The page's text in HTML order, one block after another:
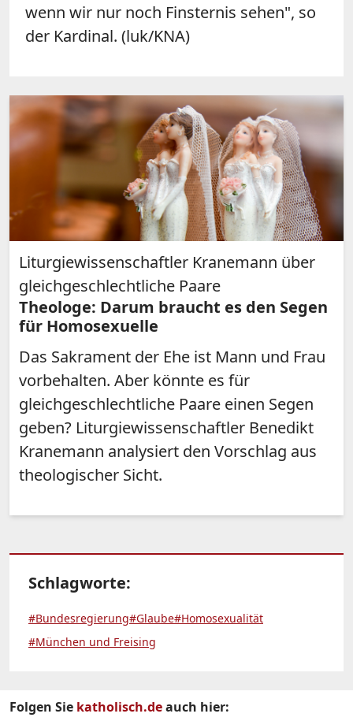
wenn wir nur noch Finsternis sehen", so
der Kardinal. (luk/KNA)
Liturgiewissenschaftler Kranemann über
gleichgeschlechtliche Paare
Theologe: Darum braucht es den Segen
für Homosexuelle
Das Sakrament der Ehe ist Mann und Frau
vorbehalten. Aber könnte es für
gleichgeschlechtliche Paare einen Segen
geben? Liturgiewissenschaftler Benedikt
Kranemann analysiert den Vorschlag aus
theologischer Sicht.
Schlagworte:
#Bundesregierung#Glaube#Homosexualität
#München und Freising
Folgen Sie katholisch.deauch hier: